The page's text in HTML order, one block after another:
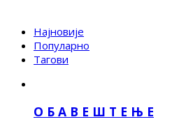
Најновије
Популарно
Тагови
О Б А В Е Ш Т Е Њ Е